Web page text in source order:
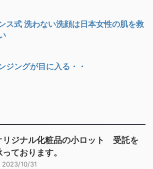
ス式 洗わない洗顔は日本女性の肌を救
ジングが目に入る・・
リジナル化粧品の小ロット 受託を
っております。
2023/10/31